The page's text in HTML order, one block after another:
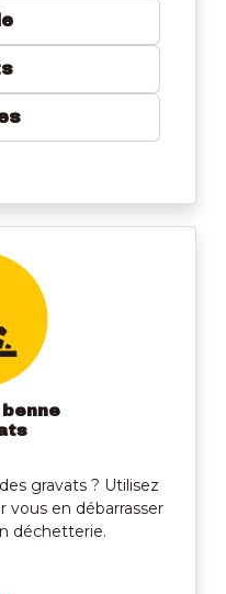
gravats ? Utilisez
vous en débarrasser
déchetterie.